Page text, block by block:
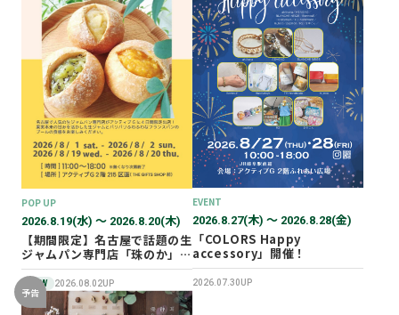
POP UP
2026.8.19(水) 〜 2026.8.20(木)
【期間限定】名古屋で話題の生
ジャムパン専門店「珠のか」
POP UP SHOP
NEW 2026.08.02UP
EVENT
2026.8.27(木) 〜 2026.8.28(金)
「COLORS Happy
accessory」開催！
2026.07.30UP
予告